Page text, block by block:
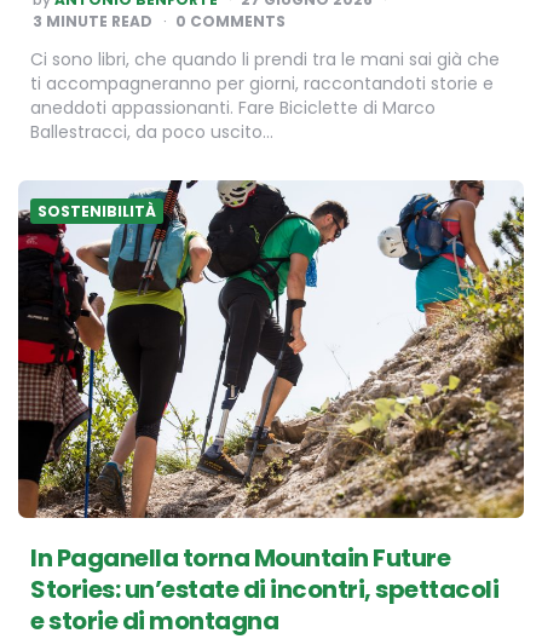
BY
3 MINUTE READ 0 COMMENTS
Ci sono libri, che quando li prendi tra le mani sai già che
ti accompagneranno per giorni, raccontandoti storie e
aneddoti appassionanti. Fare Biciclette di Marco
Ballestracci, da poco uscito…
SOSTENIBILITÀ
In Paganella torna Mountain Future
Stories: un’estate di incontri, spettacoli
e storie di montagna